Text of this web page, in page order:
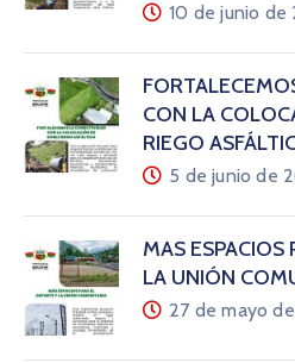
10 de junio de
CON LA
RIEGO
5 de junio de
MÁS ESPACIOS
LA UNIÓN
27 de mayo